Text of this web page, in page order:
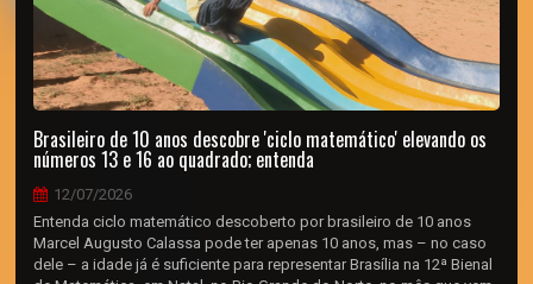
Brasileiro de 10 anos descobre 'ciclo matemático' elevando os
números 13 e 16 ao quadrado; entenda
12/07/2026
Entenda ciclo matemático descoberto por brasileiro de 10 anos
Marcel Augusto Calassa pode ter apenas 10 anos, mas – no caso
dele – a idade já é suficiente para representar Brasília na 12ª Bienal